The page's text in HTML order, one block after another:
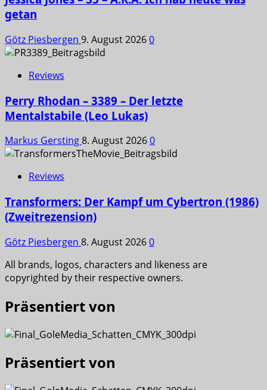
getan
Götz Piesbergen 9. August 20260
Reviews
Perry Rhodan – 3389 – Der letzte
Mentalstabile (Leo Lukas)
Markus Gersting8. August 20260
Reviews
Transformers: Der Kampf um Cybertron (1986)
(Zweitrezension)
Götz Piesbergen 8. August 20260
All brands, logos, characters and likeness are
copyrighted by their respective owners.
Präsentiert von
Präsentiert von